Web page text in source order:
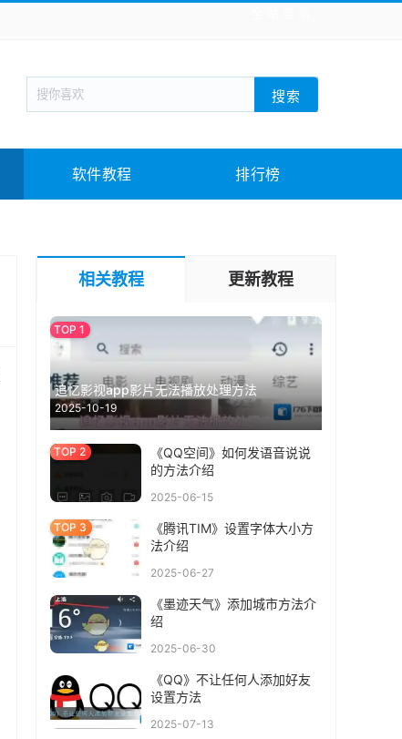
新闻阅读 旅游出行 生活实用
战棋游戏 枪战射击 模拟经营
教育教学 游戏娱乐 系统软件 素材下载
搜索
软件教程 排行榜
相关教程 更新教程
追忆影视app影片无法播放处理方法
2025-10-19
《QQ空间》如何发语音说说
的方法介绍
2025-06-15
《腾讯TIM》设置字体大小方
法介绍
2025-06-27
《墨迹天气》添加城市方法介
绍
2025-06-30
《QQ》不让任何人添加好友
设置方法
2025-07-13